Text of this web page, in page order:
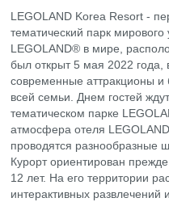
LEGOLAND Korea Resort -
тематический парк
LEGOLAND® в мире,
был открыт 5 мая 2022 года,
современные аттракционы и
всей семьи. Днем гостей
тематическом парке
атмосфера отеля
проводятся разнообразные
Курорт ориентирован
12 лет. На его территории
интерактивных